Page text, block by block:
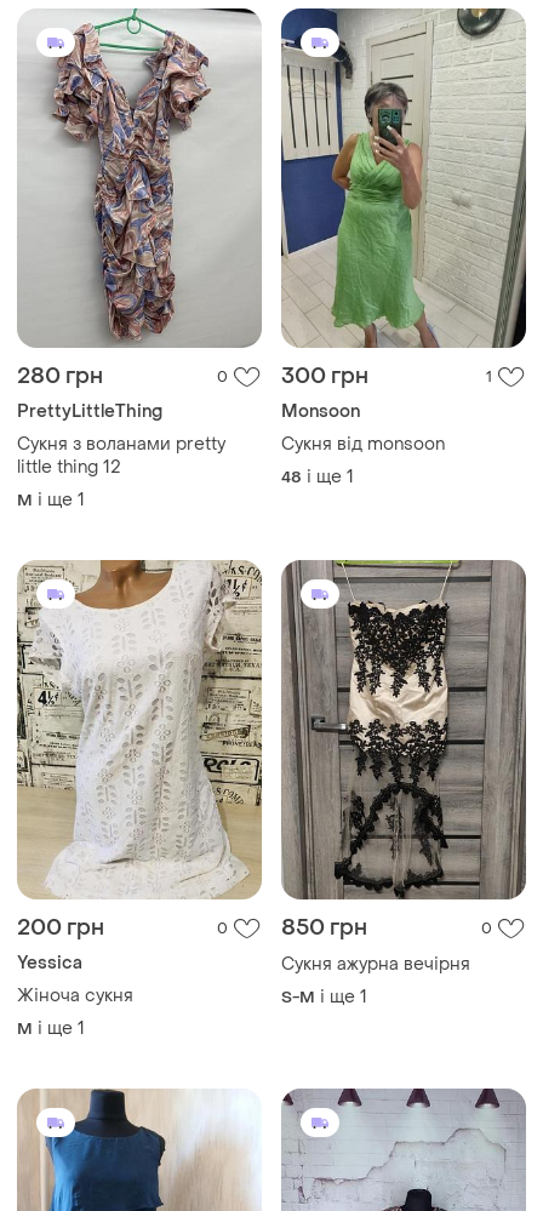
280 грн
PrettyLittleThing
Сукня з воланами pretty
little thing 12
M і ще 1
300 грн 1
Monsoon
Сукня від monsoon
48 і ще 1
200 грн 0
Yessica
Жіноча сукня
M і ще 1
850 грн 0
Сукня ажурна вечірня
S-M і ще 1